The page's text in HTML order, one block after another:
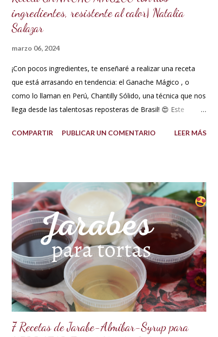
ingredientes, resistente al calor| Natalia
Salazar
marzo 06, 2024
¡Con pocos ingredientes, te enseñaré a realizar una receta
que está arrasando en tendencia: el Ganache Mágico , o
como lo llaman en Perú, Chantilly Sólido, una técnica que nos
llega desde las talentosas reposteras de Brasil! 😍 Este
propiedad de solidificarse al enfriarse, evitando así que se
auténtica maravilla. Se lo puede preparar de diferentes
formas con el mismo resultado, obteniendo un Ganache, que
es una crema que tiene una parte de chocolate y otra parte
de crema de leche o nata, más información de lo que es un
ganache aquí en mi Blog. 😉 Ingredientes: (Proporción 3x1)
600 g de chocolate blanco (sucedáneo para resistir climas
cálidos) 200 g de crema para batir vegetal (crema para batir
para hacer Chantilly vegetal) Preparación: Coloca el chocolate
y...
COMPARTIR PUBLICAR UN COMENTARIO LEER MÁS
7 Recetas de Jarabe-Almíbar-Syrup para